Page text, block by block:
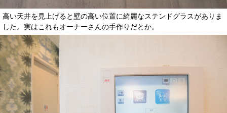
高い天井を見上げると壁の高い位置に綺麗なステンドグラスがありま
した。実はこれもオーナーさんの手作りだとか。